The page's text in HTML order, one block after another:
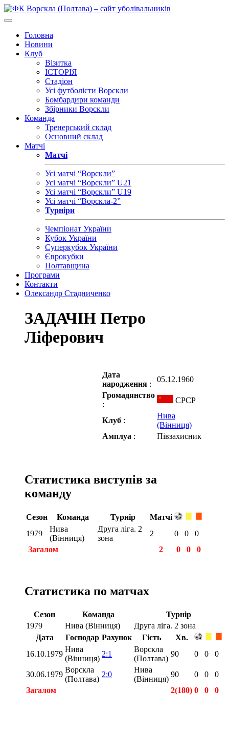
Головна
Новини
Клуб
Візитка
ІСТОРІЯ
Стадіон
Усі футболісти Ворскли
Бомбардири команди
Збірники Ворскли
Команда
Тренерський склад
Основний склад
Матчі
Матчі
Усі матчі “Ворскли”
Усі матчі “Ворскли” U21
Усі матчі “Ворскли” U19
Усі матчі “Ворскла-2”
Турніри
Чемпіонат України
Кубок України
Суперкубок України
Єврокубки
Полтавщина
Програми
Контакти
Олександр Стадниченко
ЗАДАЧІН Петро
Ліферович
Дата
народження :
05.12.1960
Громадянство
:
СРСР
Клуб :
Нива
(Вінниця)
Амплуа : Півзахисник
Статистика виступів за
команду
Сезон Команда Турнір
Матчі
1979
Нива
(Вінниця)
Друга ліга. 2
зона
2 0 0
0
Загалом
2 0 0 0
Статистика по матчах
Сезон Команда
Турнір
1979
Нива (Вінниця)
Друга ліга. 2 зона
Дата
Господар Рахунок Гість
Хв.
16.10.1979
Нива
(Вінниця)
2:1
Ворскла
(Полтава)
90 0 0 0
30.06.1979
Ворскла
(Полтава)
2:0
Нива
(Вінниця)
90 0 0
0
Загалом
2(180) 0 0
0